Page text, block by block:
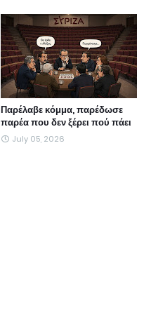
Παρέλαβε κόμμα, παρέδωσε
παρέα που δεν ξέρει πού πάει
July 05, 2026